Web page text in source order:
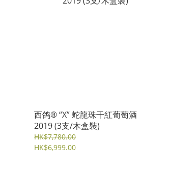
⻄鸽® “X” 蛇龍珠⼲紅葡萄酒
2019 (3支/木盒裝)
HK$7,780.00
HK$6,999.00